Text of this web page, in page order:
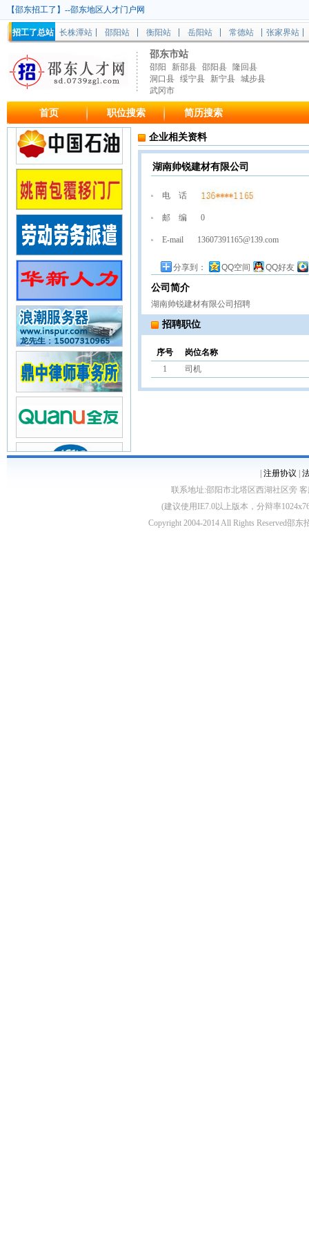
【邵东招工了】--邵东地区人才门户网
招工了总站 长株潭站 邵阳站 衡阳站 岳阳站 常德站 张家界站
邵东市站
邵阳 新邵县 邵阳县
隆回县
洞口县 绥宁县 新宁县 城步县
武冈市
首页 职位搜索 简历搜索
企业相关资料
湖南帅锐建材有限公司
电 话
邮 编 0
E-mail 13607391165@139.com
分享到： QQ空间 QQ好友
公司简介
湖南帅锐建材有限公司招聘
招聘职位
序号
岗位名称
1
司机
注册协议
联系地址:邵阳市北塔区西湖社区旁 客
(建议使用IE7.0以上版本，分辩率
Copyright 2004-2014 All Rights Reserved邵东